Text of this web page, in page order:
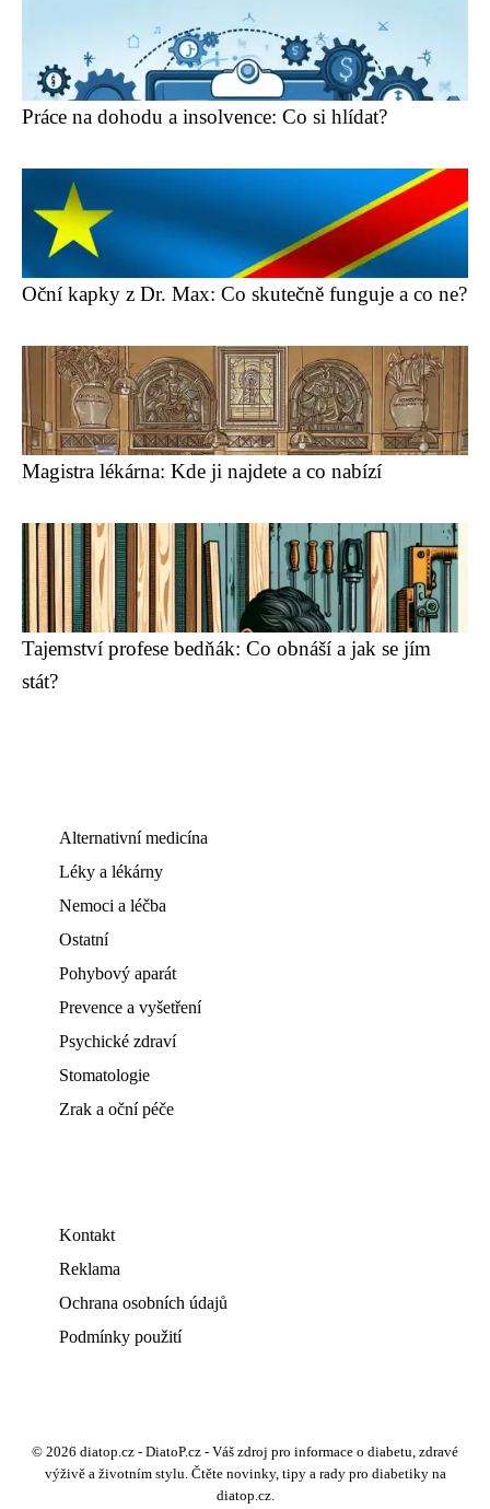
Práce na dohodu a insolvence: Co si hlídat?
Oční kapky z Dr. Max: Co skutečně funguje a co ne?
Magistra lékárna: Kde ji najdete a co nabízí
Tajemství profese bedňák: Co obnáší a jak se jím
stát?
Alternativní medicína
Léky a lékárny
Nemoci a léčba
Ostatní
Pohybový aparát
Prevence a vyšetření
Psychické zdraví
Stomatologie
Zrak a oční péče
Kontakt
Reklama
Ochrana osobních údajů
Podmínky použití
© 2026 diatop.cz - DiatoP.cz - Váš zdroj pro informace o diabetu, zdravé
výživě a životním stylu. Čtěte novinky, tipy a rady pro diabetiky na
diatop.cz.